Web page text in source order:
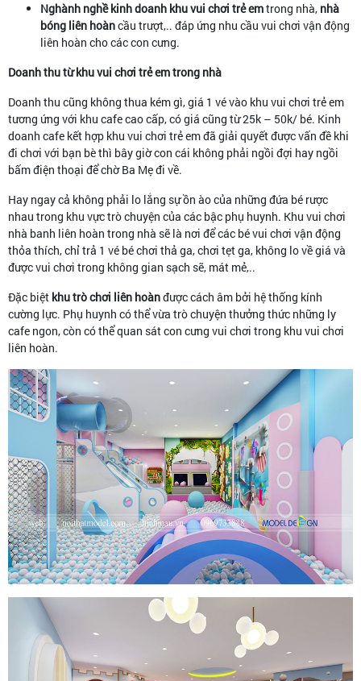
Nghành nghề kinh doanh khu vui chơi trẻ emtrong nhà, nhà
bóng liên hoàncầu trượt,.. đáp ứng nhu cầu vui chơi vận động
liên hoàn cho các con cưng.
Doanh thu từ khu vui chơi trẻ em trong nhà
Doanh thu cũng không thua kém gì, giá 1 vé vào khu vui chơi trẻ em
tương ứng với khu cafe cao cấp, có giá cũng từ 25k – 50k/ bé. Kinh
doanh cafe kết hợp khu vui chơi trẻ em đã giải quyết được vấn đề khi
đi chơi với bạn bè thì bây giờ con cái không phải ngồi đợi hay ngồi
bấm điện thoại để chờ Ba Mẹ đi về.
Hay ngay cả không phải lo lắng sự ồn ào của những đứa bé rược
nhau trong khu vực trò chuyện của các bậc phụ huynh. Khu vui chơi
nhà banh liên hoàn trong nhà sẽ là nơi để các bé vui chơi vận động
thỏa thích, chỉ trả 1 vé bé chơi thả ga, chơi tẹt ga, không lo về giá và
được vui chơi trong không gian sạch sẽ, mát mẻ,..
Đặc biệt khu trò chơi liên hoànđược cách âm bởi hệ thống kính
cường lực. Phụ huynh có thể vừa trò chuyện thưởng thức những ly
cafe ngon, còn có thể quan sát con cưng vui chơi trong khu vui chơi
liên hoàn.